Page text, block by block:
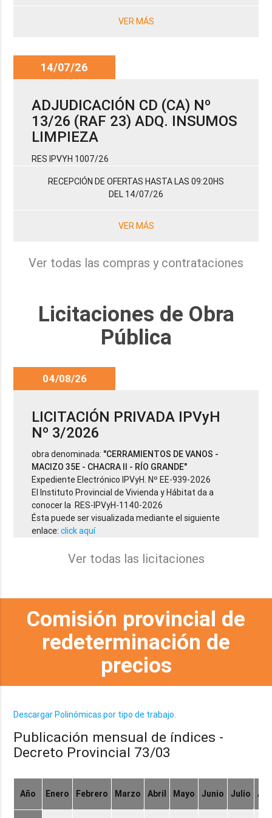
VER MÁS
14/07/26
ADJUDICACIÓN CD (CA) Nº
13/26 (RAF 23) ADQ. INSUMOS
LIMPIEZA
RES IPVYH 1007/26
RECEPCIÓN DE OFERTAS HASTA LAS 09:20HS
DEL 14/07/26
VER MÁS
Ver todas las compras y contrataciones
Licitaciones de Obra
Pública
04/08/26
LICITACIÓN PRIVADA IPVyH
Nº 3/2026
obra denominada: "CERRAMIENTOS DE VANOS -
MACIZO 35E - CHACRA II - RÍO GRANDE"
Expediente Electrónico IPVyH. Nº EE-939-2026
El Instituto Provincial de Vivienda y Hábitat da a
conocer la RES-IPVyH-1140-2026
Ésta puede ser visualizada mediante el siguiente
enlace:click aquí
Ver todas las licitaciones
Comisión provincial de
redeterminación de
precios
Descargar Polinómicas por tipo de trabajo.
Publicación mensual de índices -
Decreto Provincial 73/03
Año Enero Febrero Marzo Abril Mayo Junio Julio